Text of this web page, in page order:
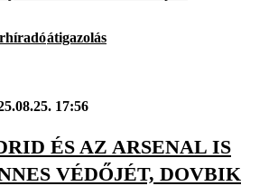
átigazolás
17:56
ÉS AZ ARSENAL IS
VÉDŐJÉT, DOVBIK